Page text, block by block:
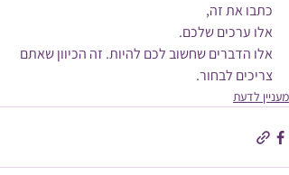
כתבו את זה,
אלו ערכים שלכם.
אלו הדברים שחשוב לכם להיות. זה הכיוון שאתם
צריכים לבחור.
מעניין לדעת